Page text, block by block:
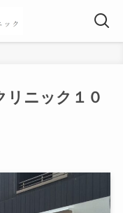
リニック１０